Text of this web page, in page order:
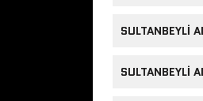
SULTANBEYLI
SULTANBEYLI